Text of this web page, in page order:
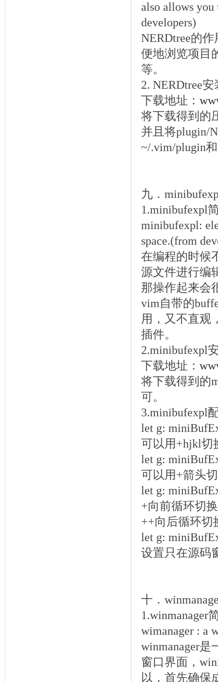
also allows
developers)
NERDtree的
便地浏览项目
等。
2. NERDtree安
下载地址：
将下载得到的
并且将plugin/
~/.vim/plugin
九．
1.minibufexpl
minibufexpl:
space.(from
在编程的时候
源文件进行编
那操作起来会
vim自带的
用，又不直观
插件。
2.minibufexpl
下载地址：
将下载得到的
可。
3.minibufexpl
let g:
可以用+hjkl切
let g:
可以用+箭头
let g:
+向前循环切
++向后循环切
let g:
设置只在源码
十．
1.winmanager
wimanager : a
winmanager
窗口界面，
以，首先确保